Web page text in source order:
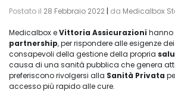
Postato il 28 Febbraio 2022 da Medicalbox
Medicalbox eVittoria Assicurazioni hanno
partnership, per rispondere alle esigenze
consapevoli della gestione della propria
causa di una sanità pubblica che genera
preferiscono rivolgersi alla Sanità Privata
accesso più rapido alle cure.